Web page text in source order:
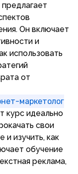
Он включает
и
использовать
от
маркетолог
курс идеально
свои
и изучить, как
обучение
реклама,